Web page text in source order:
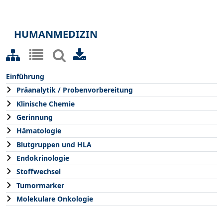
HUMANMEDIZIN
Einführung
Präanalytik / Probenvorbereitung
Klinische Chemie
Gerinnung
Hämatologie
Blutgruppen und HLA
Endokrinologie
Stoffwechsel
Tumormarker
Molekulare Onkologie